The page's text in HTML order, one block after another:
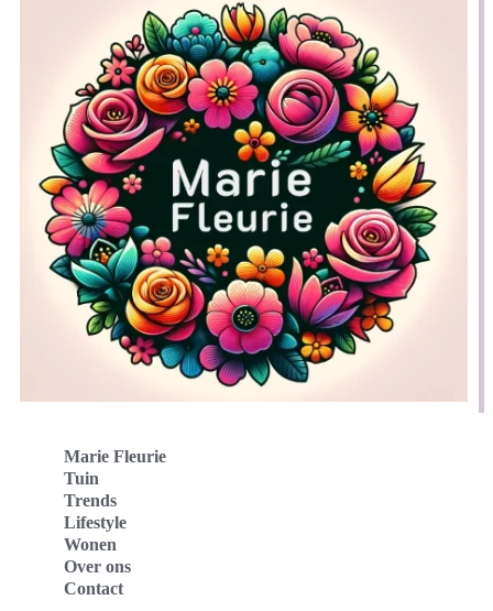
Marie Fleurie
Tuin
Trends
Lifestyle
Wonen
Over ons
Contact